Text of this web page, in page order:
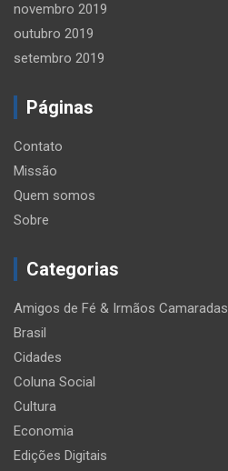
novembro 2019
outubro 2019
setembro 2019
Páginas
Contato
Missão
Quem somos
Sobre
Categorias
Amigos de Fé & Irmãos Camaradas
Brasil
Cidades
Coluna Social
Cultura
Economia
Edições Digitais